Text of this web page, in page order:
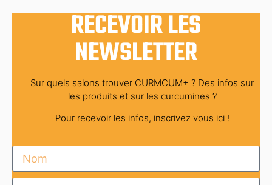
RECEVOIR LES
NEWSLETTER
Sur quels salons trouver CURMCUM+ ? Des infos sur
les produits et sur les curcumines ?
Pour recevoir les infos, inscrivez vous ici !